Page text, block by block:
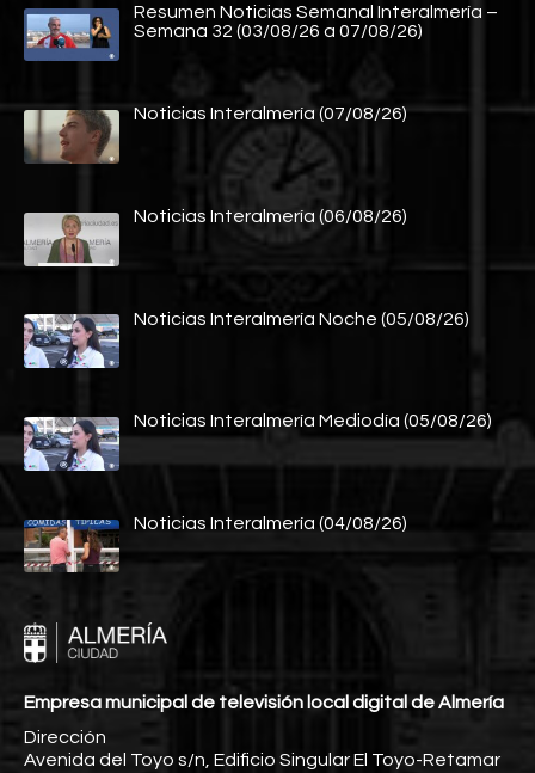
Resumen Noticias Semanal Interalmería –
Semana 32 (03/08/26 a 07/08/26)
Noticias Interalmería (07/08/26)
Noticias Interalmería (06/08/26)
Noticias Interalmería Noche (05/08/26)
Noticias Interalmería Mediodía (05/08/26)
Noticias Interalmería (04/08/26)
Empresa municipal de televisión local digital de Almería
Dirección
Avenida del Toyo s/n, Edificio Singular El Toyo-Retamar